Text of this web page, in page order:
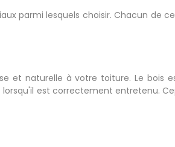
parmi lesquels choisir. Chacun de
et naturelle à votre toiture. Le bois
est correctement entretenu.